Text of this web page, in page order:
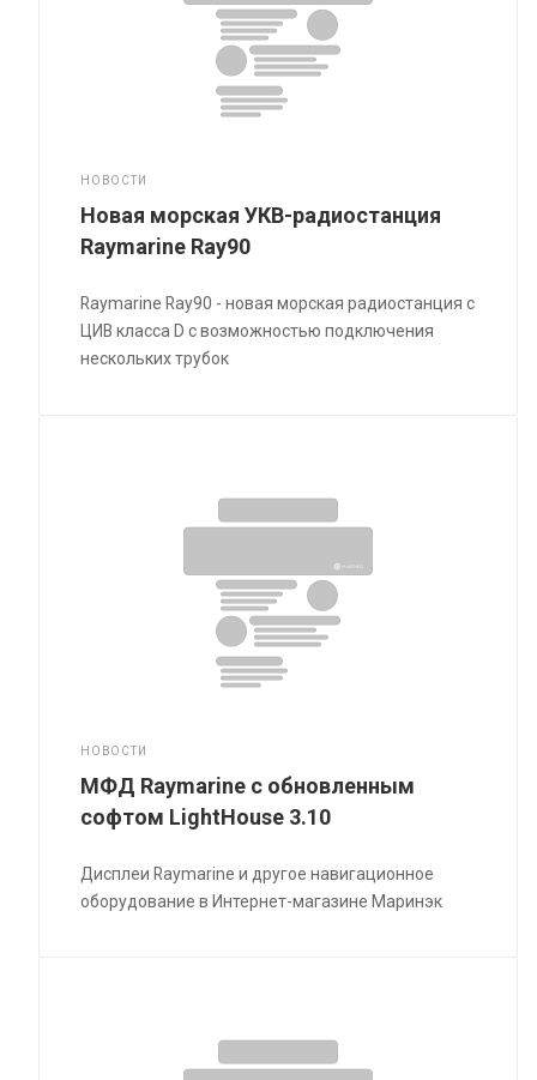
НОВОСТИ
Новая морская УКВ-радиостанция
Raymarine Ray90
Raymarine Ray90 - новая морская радиостанция с
ЦИВ класса D с возможностью подключения
нескольких трубок
НОВОСТИ
МФД Raymarine с обновленным
софтом LightHouse 3.10
Дисплеи Raymarine и другое навигационное
оборудование в Интернет-магазине Маринэк